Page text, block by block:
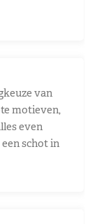
van
motieven,
even
schot in